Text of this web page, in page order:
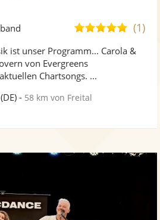
4,8
5
(1)
ist unser Programm... Carola &
von Evergreens
Chartsongs. ...
(DE) - 58 km von Freital